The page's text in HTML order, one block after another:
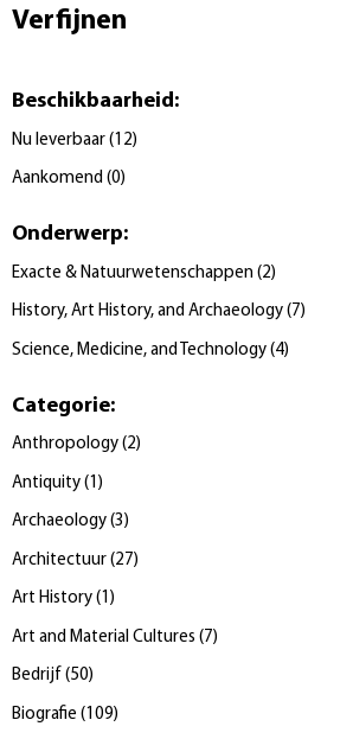
Verfijnen
Beschikbaarheid:
Nu leverbaar (12)
Aankomend (0)
Onderwerp:
Exacte & Natuurwetenschappen (2)
History, Art History, and Archaeology (7)
Science, Medicine, and Technology (4)
Categorie:
Anthropology (2)
Antiquity (1 )
Archaeology (3)
Architectuur (27)
Art History (1 )
Art and Material Cultures (7)
Bedrijf (50)
Biografie (109)